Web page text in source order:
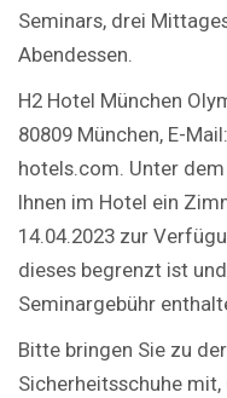
Seminars, drei
Abendessen.
H2 Hotel München
80809 München, E-
hotels.com. Unter
Ihnen im Hotel ein
14.04.2023 zur
dieses begrenzt ist
Seminargebühr
Bitte bringen Sie zu
Sicherheitsschuhe